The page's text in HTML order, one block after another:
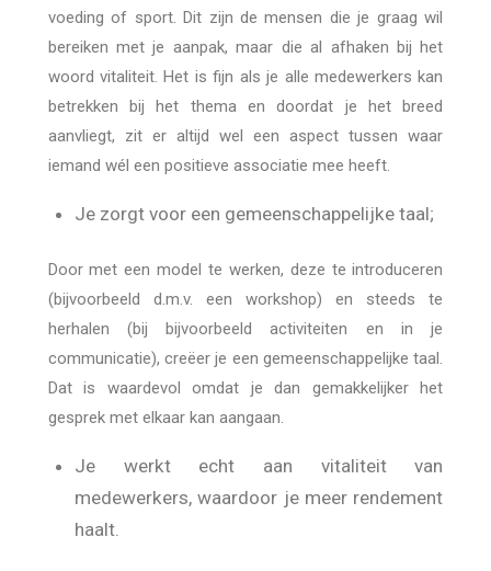
voeding of sport. Dit zijn de mensen die je graag wil
bereiken met je aanpak, maar die al afhaken bij het
woord vitaliteit. Het is fijn als je alle medewerkers kan
betrekken bij het thema en doordat je het breed
aanvliegt, zit er altijd wel een aspect tussen waar
iemand wél een positieve associatie mee heeft.
Je zorgt voor een gemeenschappelijke taal;
Door met een model te werken, deze te introduceren
(bijvoorbeeld d.m.v. een workshop) en steeds te
herhalen (bij bijvoorbeeld activiteiten en in je
communicatie), creëer je een gemeenschappelijke taal.
Dat is waardevol omdat je dan gemakkelijker het
gesprek met elkaar kan aangaan.
Je werkt echt aan vitaliteit van
medewerkers, waardoor je meer rendement
haalt.